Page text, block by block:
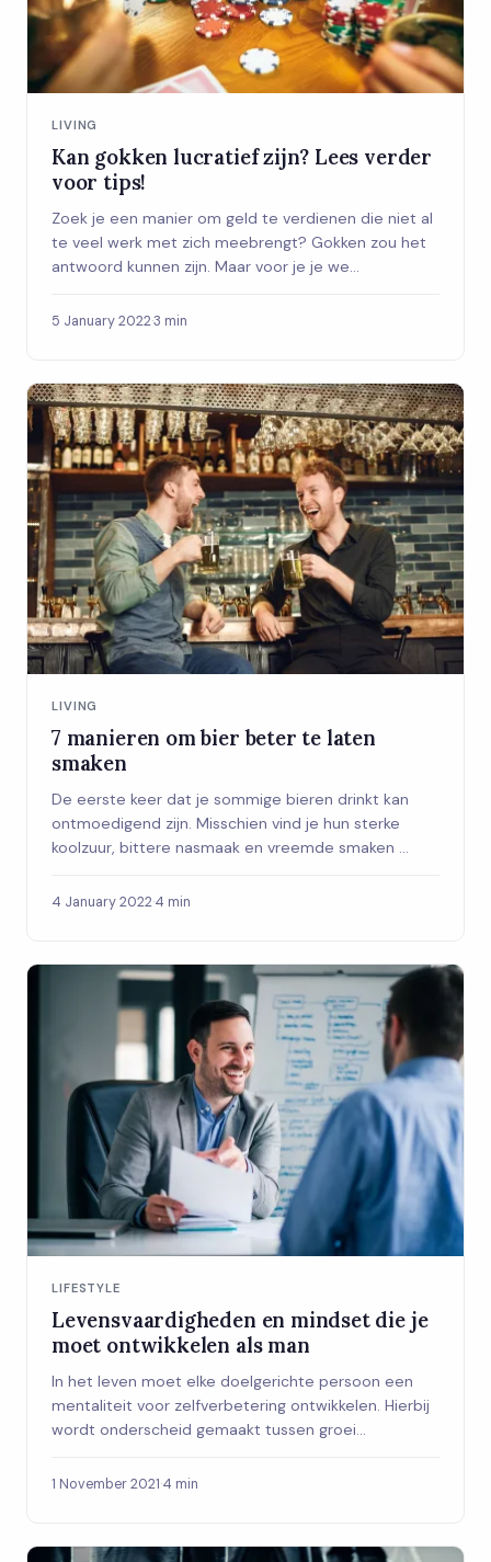
LIVING
Kan gokken lucratief zijn? Lees verder
voor tips!
Zoek je een manier om geld te verdienen die niet al
te veel werk met zich meebrengt? Gokken zou het
antwoord kunnen zijn. Maar voor je je we...
5 January 2022·3 min
LIVING
7 manieren om bier beter te laten
smaken
De eerste keer dat je sommige bieren drinkt kan
ontmoedigend zijn. Misschien vind je hun sterke
koolzuur, bittere nasmaak en vreemde smaken ...
4 January 2022·4 min
LIFESTYLE
Levensvaardigheden en mindset die je
moet ontwikkelen als man
In het leven moet elke doelgerichte persoon een
mentaliteit voor zelfverbetering ontwikkelen. Hierbij
wordt onderscheid gemaakt tussen groei...
1 November 2021·4 min